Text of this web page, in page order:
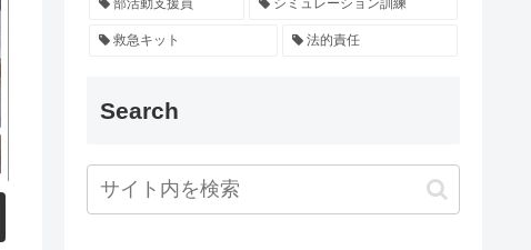
部活動支援員 シミュレーション訓練
救急キット 法的責任
Search